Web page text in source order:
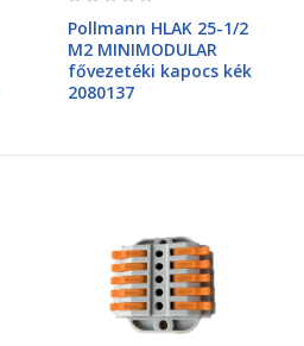
Pollmann HLAK 25-1/2
M2 MINIMODULAR
fővezetéki kapocs kék
2080137